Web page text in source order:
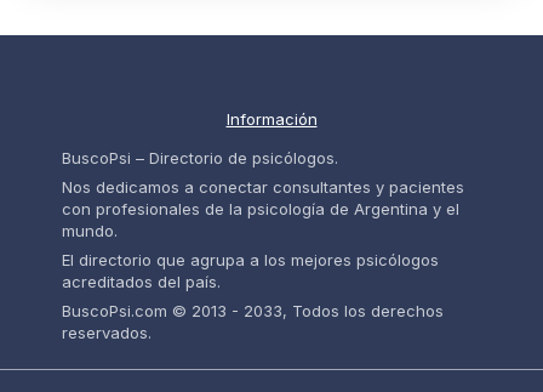
Información
BuscoPsi – Directorio de psicólogos.
Nos dedicamos a conectar consultantes y pacientes
con profesionales de la psicología de Argentina y el
mundo.
El directorio que agrupa a los mejores psicólogos
acreditados del país.
BuscoPsi.com © 2013 - 2033, Todos los derechos
reservados.